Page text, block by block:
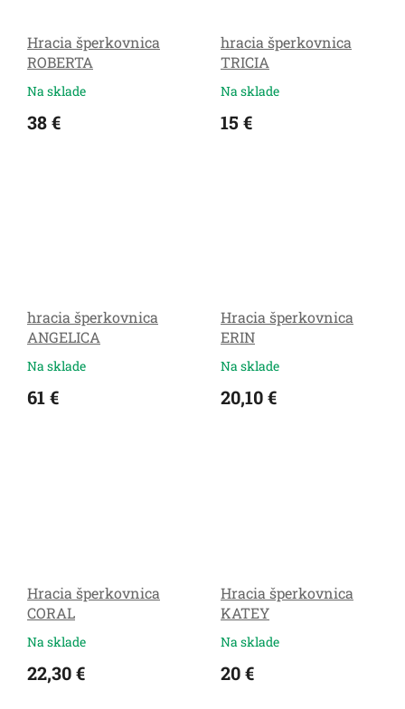
Hracia šperkovnica
ROBERTA
Na sklade
38 €
hracia šperkovnica
TRICIA
Na sklade
15 €
hracia šperkovnica
ANGELICA
Na sklade
61 €
Hracia šperkovnica
ERIN
Na sklade
20,10 €
Hracia šperkovnica
CORAL
Na sklade
22,30 €
Hracia šperkovnica
KATEY
Na sklade
20 €